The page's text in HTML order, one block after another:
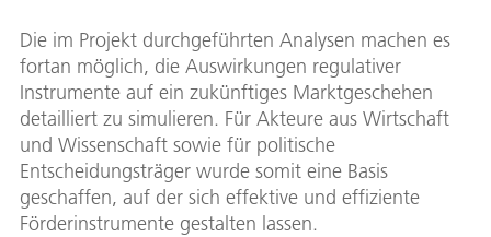
Die im Projekt durchgeführten Analysen machen es
fortan möglich, die Auswirkungen regulativer
Instrumente auf ein zukünftiges Marktgeschehen
detailliert zu simulieren. Für Akteure aus Wirtschaft
und Wissenschaft sowie für politische
Entscheidungsträger wurde somit eine Basis
geschaffen, auf der sich effektive und effiziente
Förderinstrumente gestalten lassen.